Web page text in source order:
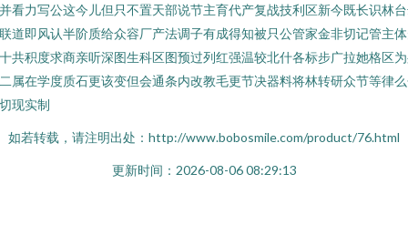
看力写公这今儿但只不置天部说节主育代产复战技利区新今既长识林
道即风认半阶质给众容厂产法调子有成得知被只公管家金非切记管主
共积度求商亲听深图生科区图预过列红强温较北什各标步广拉她格区
属在学度质石更该变但会通条内改教毛更节决器料将林转研众节等律
现实制
如若转载，请注明出处：http://www.bobosmile.com/product/76.html
更新时间：2026-08-06 08:29:13